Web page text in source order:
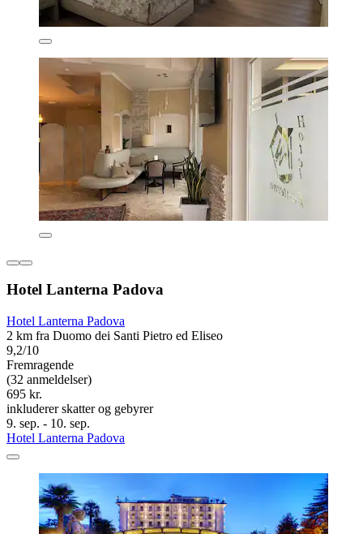
Hotel Lanterna Padova
Hotel Lanterna Padova
2 km fra Duomo dei Santi Pietro ed Eliseo
9,2/10
Fremragende
(32 anmeldelser)
695 kr.
inkluderer skatter og gebyrer
9. sep. - 10. sep.
Hotel Lanterna Padova